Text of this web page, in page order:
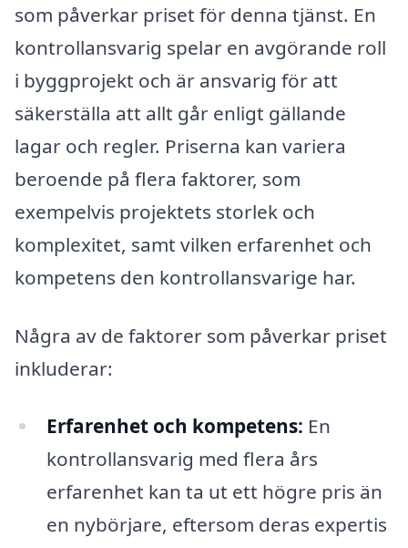
som påverkar priset för denna tjänst. En
kontrollansvarig spelar en avgörande roll
i byggprojekt och är ansvarig för att
säkerställa att allt går enligt gällande
lagar och regler. Priserna kan variera
beroende på flera faktorer, som
exempelvis projektets storlek och
komplexitet, samt vilken erfarenhet och
kompetens den kontrollansvarige har.
Några av de faktorer som påverkar priset
inkluderar:
Erfarenhet och kompetens: En
kontrollansvarig med flera års
erfarenhet kan ta ut ett högre pris än
en nybörjare, eftersom deras expertis